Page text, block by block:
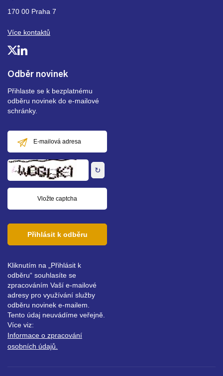
Odběr novinek
Přihlaste se k bezplatnému
odběru novinek do e-mailové
schránky.
mailová
adresa
↻
Přihlásit k odběru
Kliknutím na „Přihlásit k
odběru“ souhlasíte se
zpracováním Vaší e-mailové
adresy pro využívání služby
odběru novinek e-mailem.
Tento údaj neuvádíme veřejně.
Více viz:
Informace o zpracování
osobních údajů.
170 00 Praha 7
Více kontaktů